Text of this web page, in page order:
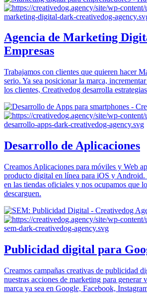
Agencia de Marketing
Empresas
Trabajamos con clientes que quieren hacer
serio. Ya sea posicionar la marca,
los clientes, Creativedog desarrolla
Desarrollo de Aplicaciones
Creamos Aplicaciones para móviles y Web
producto digital en línea para iOS y
en las tiendas oficiales y nos ocupamos que
descarguen.
Publicidad digital para
Creamos campañas creativas de publicidad
nuestras acciones de marketing para generar
marca ya sea en Google, Facebook,